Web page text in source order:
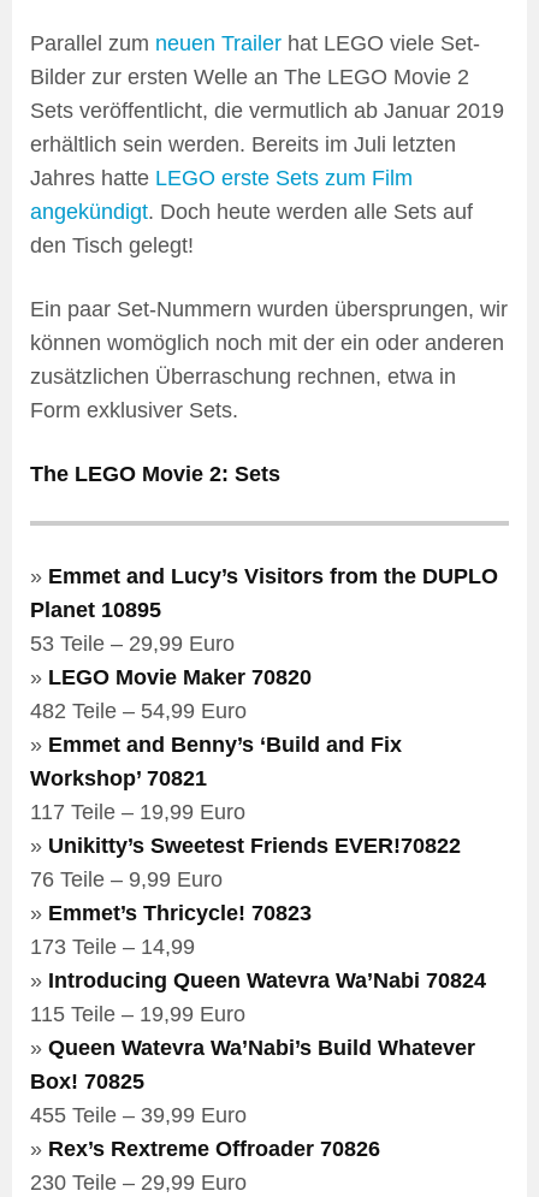
Parallel zum neuen Trailer hat LEGO viele Set-
Bilder zur ersten Welle an The LEGO Movie 2
Sets veröffentlicht, die vermutlich ab Januar 2019
erhältlich sein werden. Bereits im Juli letzten
Jahres hatte LEGO erste Sets zum Film
angekündigt. Doch heute werden alle Sets auf
den Tisch gelegt!
Ein paar Set-Nummern wurden übersprungen, wir
können womöglich noch mit der ein oder anderen
zusätzlichen Überraschung rechnen, etwa in
Form exklusiver Sets.
The LEGO Movie 2: Sets
» Emmet and Lucy’s Visitors from the DUPLO
Planet 10895
53 Teile – 29,99 Euro
» LEGO Movie Maker 70820
482 Teile – 54,99 Euro
» Emmet and Benny’s ‘Build and Fix
Workshop’ 70821
117 Teile – 19,99 Euro
» Unikitty’s Sweetest Friends EVER!70822
76 Teile – 9,99 Euro
» Emmet’s Thricycle! 70823
173 Teile – 14,99
» Introducing Queen Watevra Wa’Nabi 70824
115 Teile – 19,99 Euro
» Queen Watevra Wa’Nabi’s Build Whatever
Box! 70825
455 Teile – 39,99 Euro
» Rex’s Rextreme Offroader 70826
230 Teile – 29,99 Euro